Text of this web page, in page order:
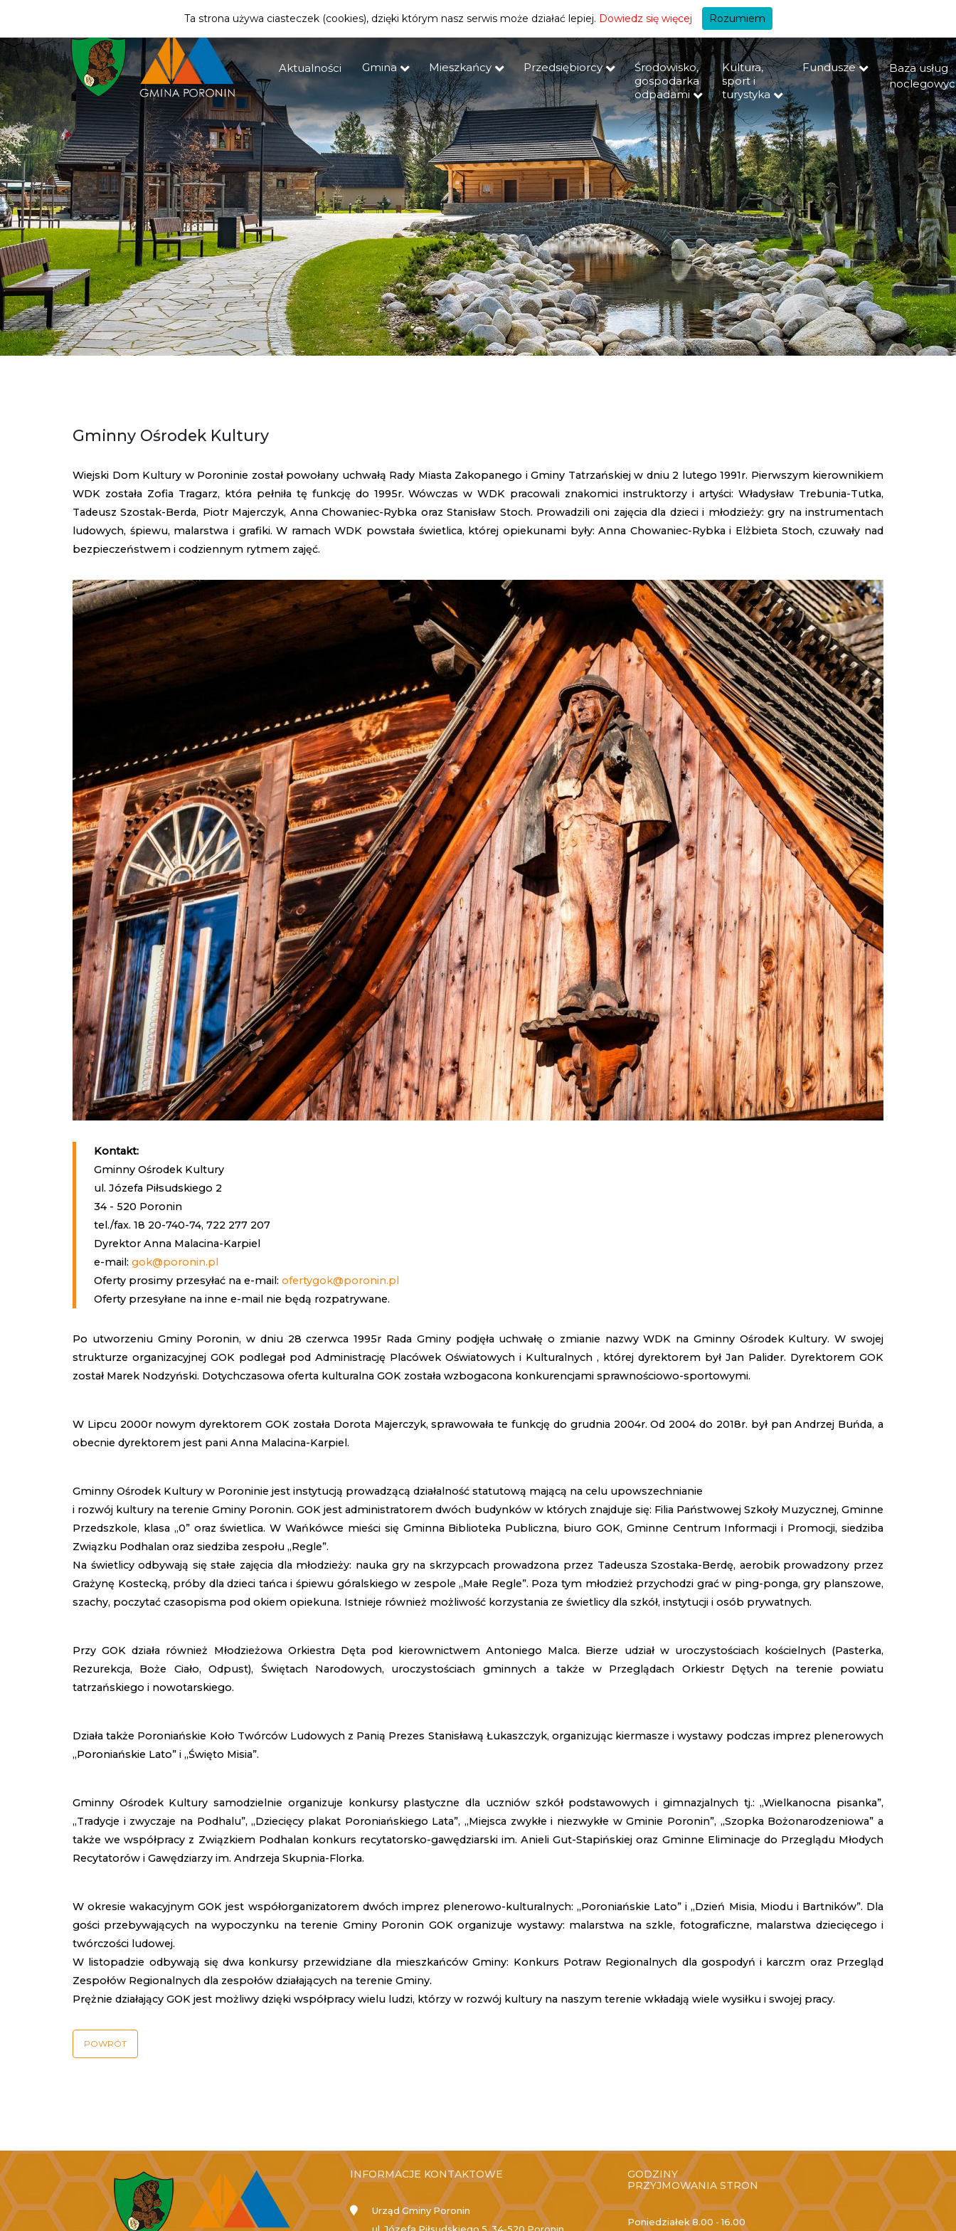
| MIESZKANIEC +A
Aktualności Gmina Mieszkańcy Przedsiębiorcy
Środowisko,
gospodarka
odpadami
Kultura,
sport i
turystyka
Fundusze
Baza usług
Gminny Ośrodek Kultury
Wiejski Dom Kultury w Poroninie został powołany uchwałą Rady Miasta Zakopanego i Gminy Tatrzańskiej w dniu 2 lutego 1991r. Pierwszym kierownikiem
WDK została Zofia Tragarz, która pełniła tę funkcję do 1995r. Wówczas w WDK pracowali znakomici instruktorzy i artyści: Władysław Trebunia-Tutka,
Tadeusz Szostak-Berda, Piotr Majerczyk, Anna Chowaniec-Rybka oraz Stanisław Stoch. Prowadzili oni zajęcia dla dzieci i młodzieży: gry na instrumentach
ludowych, śpiewu, malarstwa i grafiki. W ramach WDK powstała świetlica, której opiekunami były: Anna Chowaniec-Rybka i Elżbieta Stoch, czuwały nad
bezpieczeństwem i codziennym rytmem zajęć.
Kontakt:
Gminny Ośrodek Kultury
ul. Józefa Piłsudskiego 2
34 - 520 Poronin
tel./fax. 18 20-740-74, 722 277 207
Dyrektor Anna Malacina-Karpiel
e-mail: gok@poronin.pl
Oferty prosimy przesyłać na e-mail: ofertygok@poronin.pl
Oferty przesyłane na inne e-mail nie będą rozpatrywane.
Po utworzeniu Gminy Poronin, w dniu 28 czerwca 1995r Rada Gminy podjęła uchwałę o zmianie nazwy WDK na Gminny Ośrodek Kultury. W swojej
strukturze organizacyjnej GOK podlegał pod Administrację Placówek Oświatowych i Kulturalnych , której dyrektorem był Jan Palider. Dyrektorem GOK
został Marek Nodzyński. Dotychczasowa oferta kulturalna GOK została wzbogacona konkurencjami sprawnościowo-sportowymi.
W Lipcu 2000r nowym dyrektorem GOK została Dorota Majerczyk, sprawowała te funkcję do grudnia 2004r. Od 2004 do 2018r. był pan Andrzej Buńda, a
obecnie dyrektorem jest pani Anna Malacina-Karpiel.
Gminny Ośrodek Kultury w Poroninie jest instytucją prowadzącą działalność statutową mającą na celu upowszechnianie
i rozwój kultury na terenie Gminy Poronin. GOK jest administratorem dwóch budynków w których znajduje się: Filia Państwowej Szkoły Muzycznej, Gminne
Przedszkole, klasa „0” oraz świetlica. W Wańkówce mieści się Gminna Biblioteka Publiczna, biuro GOK, Gminne Centrum Informacji i Promocji, siedziba
Związku Podhalan oraz siedziba zespołu „Regle”.
Na świetlicy odbywają się stałe zajęcia dla młodzieży: nauka gry na skrzypcach prowadzona przez Tadeusza Szostaka-Berdę, aerobik prowadzony przez
Grażynę Kostecką, próby dla dzieci tańca i śpiewu góralskiego w zespole „Małe Regle”. Poza tym młodzież przychodzi grać w ping-ponga, gry planszowe,
szachy, poczytać czasopisma pod okiem opiekuna. Istnieje również możliwość korzystania ze świetlicy dla szkół, instytucji i osób prywatnych.
Przy GOK działa również Młodzieżowa Orkiestra Dęta pod kierownictwem Antoniego Malca. Bierze udział w uroczystościach kościelnych (Pasterka,
Rezurekcja, Boże Ciało, Odpust), Świętach Narodowych, uroczystościach gminnych a także w Przeglądach Orkiestr Dętych na terenie powiatu
tatrzańskiego i nowotarskiego.
Działa także Poroniańskie Koło Twórców Ludowych z Panią Prezes Stanisławą Łukaszczyk, organizując kiermasze i wystawy podczas imprez plenerowych
„Poroniańskie Lato” i „Święto Misia”.
Gminny Ośrodek Kultury samodzielnie organizuje konkursy plastyczne dla uczniów szkół podstawowych i gimnazjalnych tj.: „Wielkanocna pisanka”,
„Tradycje i zwyczaje na Podhalu”, „Dziecięcy plakat Poroniańskiego Lata”, „Miejsca zwykłe i niezwykłe w Gminie Poronin”, „Szopka Bożonarodzeniowa” a
także we współpracy z Związkiem Podhalan konkurs recytatorsko-gawędziarski im. Anieli Gut-Stapińskiej oraz Gminne Eliminacje do Przeglądu Młodych
Recytatorów i Gawędziarzy im. Andrzeja Skupnia-Florka.
W okresie wakacyjnym GOK jest współorganizatorem dwóch imprez plenerowo-kulturalnych: „Poroniańskie Lato” i „Dzień Misia, Miodu i Bartników”. Dla
gości przebywających na wypoczynku na terenie Gminy Poronin GOK organizuje wystawy: malarstwa na szkle, fotograficzne, malarstwa dziecięcego i
twórczości ludowej.
W listopadzie odbywają się dwa konkursy przewidziane dla mieszkańców Gminy: Konkurs Potraw Regionalnych dla gospodyń i karczm oraz Przegląd
Zespołów Regionalnych dla zespołów działających na terenie Gminy.
Prężnie działający GOK jest możliwy dzięki współpracy wielu ludzi, którzy w rozwój kultury na naszym terenie wkładają wiele wysiłku i swojej pracy.
POWRÓT
INFORMACJE KONTAKTOWE
Urząd Gminy Poronin
ul. Józefa Piłsudskiego 5, 34-520 Poronin
GODZINY
PRZYJMOWANIA STRON
Poniedziałek8.00 - 16.00
Ta strona używa ciasteczek (cookies), dzięki którym nasz serwis może działać lepiej. Dowiedz się więcej Rozumiem